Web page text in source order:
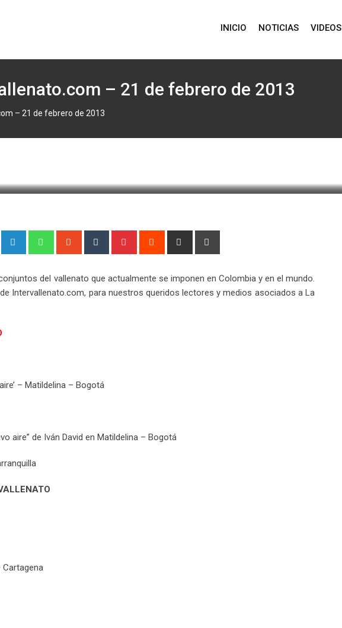
INICIO NOTICIAS VIDEOS
– 21 de febrero de 2013
– 21 de febrero de 2013
Google+ LinkedIn WhatsappStumbleUpon
Tumblr Pinterest Reddit
Share
del vallenato que actualmente se imponen en Colombia y en el mundo.
Intervallenato.com, para nuestros queridos lectores y medios asociados a La
– Matildelina – Bogotá
aire” de Iván David en Matildelina – Bogotá
Cartagena